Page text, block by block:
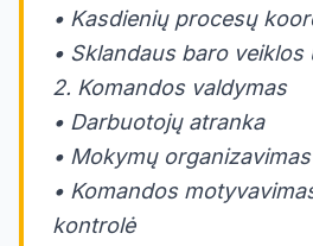
• Kasdienių procesų
• Sklandaus baro
2. Komandos valdymas
• Darbuotojų atranka
• Mokymų organizavimas
• Komandos
kontrolė